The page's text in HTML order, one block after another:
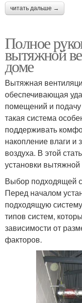
читать дальше →
Полное
вытяжной
доме
Вытяжная
обеспечивающая
помещений и
такая система
поддерживать
накопление влаги и
воздуха. В этой
установки
Выбор подходящей
Перед началом
подходящую
типов систем,
зависимости от
факторов.